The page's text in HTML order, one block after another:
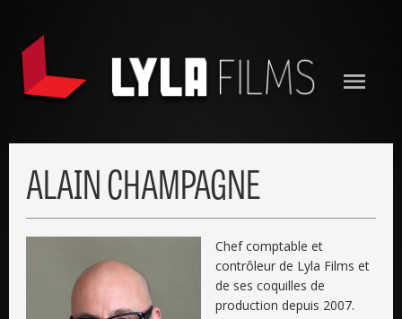
ALAIN CHAMPAGNE
Chef comptable et
contrôleur de Lyla Films et
de ses coquilles de
production depuis 2007.